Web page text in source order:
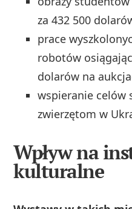
za 432 500
prace
robotów
dolarów na
wspieranie celów
zwierzętom w
Wpływ na
kulturalne